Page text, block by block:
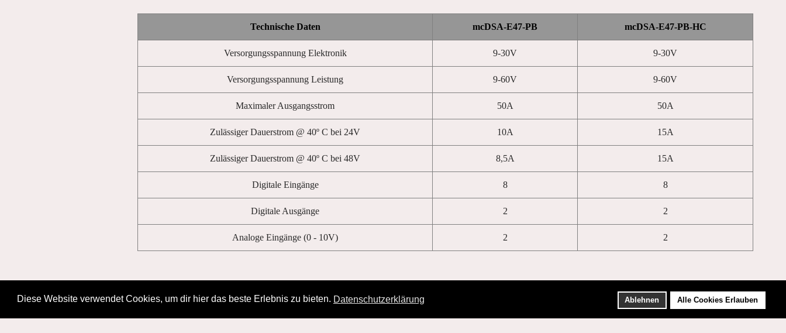
Diese Website verwendet Cookies, um dir hier das beste Erlebnis zu bieten. Datenschutzerklärung Ablehnen Alle Cookies Erlauben
Technische Daten mcDSA-E47-PB mcDSA-E47-PB-HC
Versorgungsspannung Elektronik 9-30V 9-30V
Versorgungsspannung Leistung 9-60V 9-60V
Maximaler Ausgangsstrom 50A 50A
Zulässiger Dauerstrom @ 40º C bei 24V 10A 15A
Zulässiger Dauerstrom @ 40º C bei 48V 8,5A 15A
Digitale Eingänge 8 8
Digitale Ausgänge 2 2
Analoge Eingänge (0 - 10V) 2 2